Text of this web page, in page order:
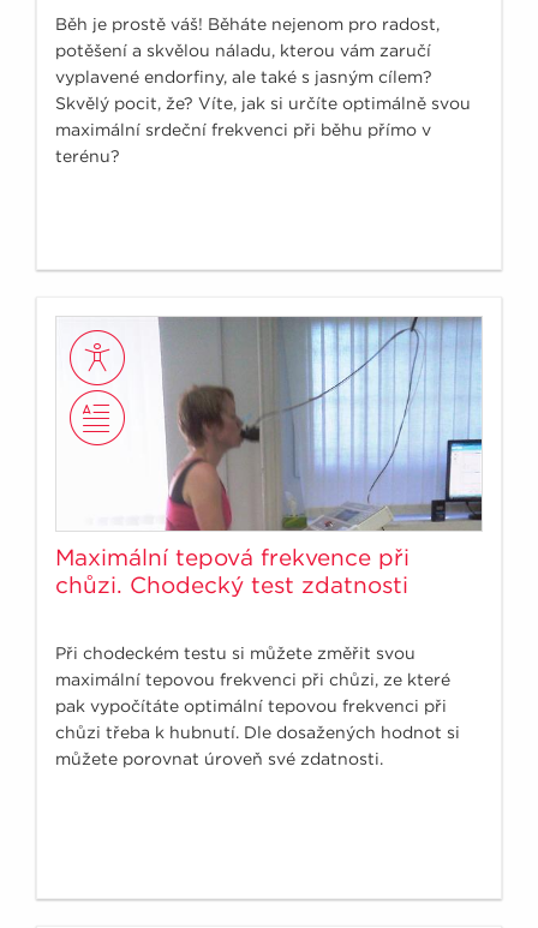
Běh je prostě váš! Běháte nejenom pro radost,
potěšení a skvělou náladu, kterou vám zaručí
vyplavené endorfiny, ale také s jasným cílem?
Skvělý pocit, že? Víte, jak si určíte optimálně svou
maximální srdeční frekvenci při běhu přímo v
terénu?
Maximální tepová frekvence při
chůzi. Chodecký test zdatnosti
Při chodeckém testu si můžete změřit svou
maximální tepovou frekvenci při chůzi, ze které
pak vypočítáte optimální tepovou frekvenci při
chůzi třeba k hubnutí. Dle dosažených hodnot si
můžete porovnat úroveň své zdatnosti.